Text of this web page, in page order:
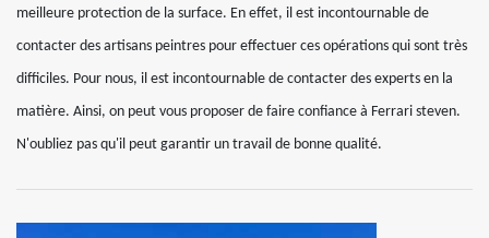
meilleure protection de la surface. En effet, il est incontournable de
contacter des artisans peintres pour effectuer ces opérations qui sont très
difficiles. Pour nous, il est incontournable de contacter des experts en la
matière. Ainsi, on peut vous proposer de faire confiance à Ferrari steven.
N'oubliez pas qu'il peut garantir un travail de bonne qualité.